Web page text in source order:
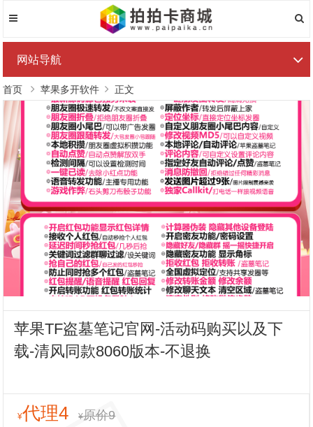
网站导航
首页 苹果多开软件 正文
苹果TF盗墓笔记官网-活动码购买以及下
载-清风同款8060版本-不退换
¥代理4 ¥原价9